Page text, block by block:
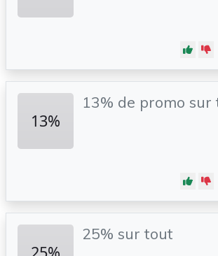
13%
13% de promo sur
25% sur tout